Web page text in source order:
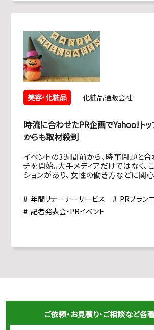
美容・化粧品 化粧品通販会社
時流に合わせたPR企画でYahoo!ト
からも取材殺到
イベントの3週間前から、時事問題と
チを開始。大手メディアだけではなく、
ションがあり、女性の働き方などに関
年間リテーナーサービス
PRプラン
記者発表会・PRイベント
ご依頼・お見積り・ご相談など各